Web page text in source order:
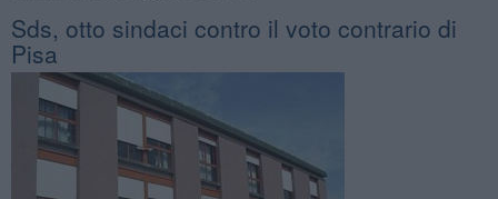
Sds, otto sindaci contro il voto contrario di
Pisa